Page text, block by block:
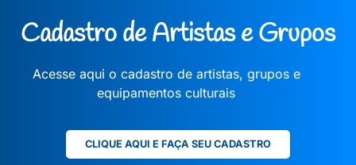
Cadastro de Artistas e Grupos
Acesse aqui o cadastro de artistas, grupos e
equipamentos culturais
CLIQUE AQUI E FAÇA SEU CADASTRO